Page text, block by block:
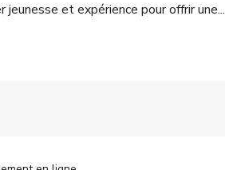
jeunesse et expérience pour offrir une...